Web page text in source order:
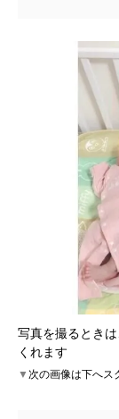
写真を撮るとき
くれます
▼次の画像は下へス